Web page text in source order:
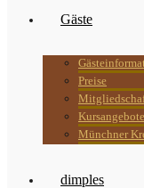
Gäste
Preise
Kursangebote
Münchner
dimples